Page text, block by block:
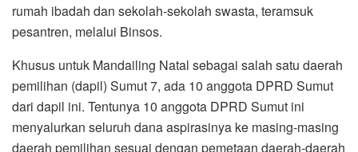
rumah ibadah dan sekolah-sekolah swasta, teramsuk
pesantren, melalui Binsos.
Khusus untuk Mandailing Natal sebagai salah satu daerah
pemilihan (dapil) Sumut 7, ada 10 anggota DPRD Sumut
dari dapil ini. Tentunya 10 anggota DPRD Sumut ini
menyalurkan seluruh dana aspirasinya ke masing-masing
daerah pemilihan sesuai dengan pemetaan daerah-daerah